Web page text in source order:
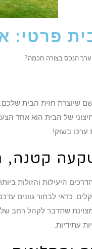
בית
ערך הנכס בצורה חכמה?
שיוצרת חזית הבית
של הבית הוא אחד
ערכו בשוק!
קטנה,
כדאי לבחור גוונים
שתדבר לקהל רחב
עתידיות.